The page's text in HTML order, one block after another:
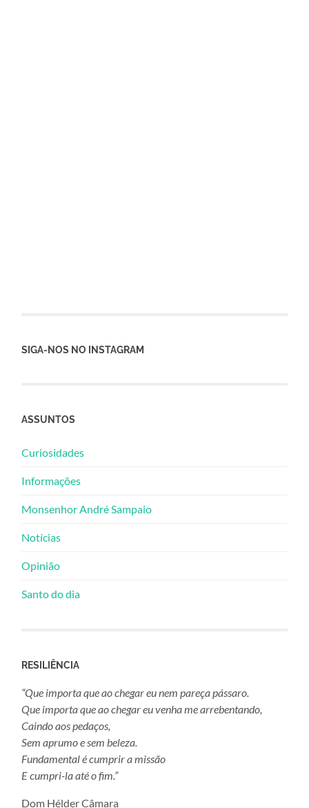
SIGA-NOS NO INSTAGRAM
ASSUNTOS
Curiosidades
Informações
Monsenhor André Sampaio
Notícias
Opinião
Santo do dia
RESILIÊNCIA
“Que importa que ao chegar eu nem pareça pássaro.
Que importa que ao chegar eu venha me arrebentando,
Caindo aos pedaços,
Sem aprumo e sem beleza.
Fundamental é cumprir a missão
E cumpri-la até o fim.”
Dom Hélder Câmara